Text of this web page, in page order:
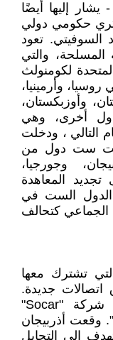
إليها أيضًا
حكومي دولي
السوفيتي. تعود
المسلحة، والتي
لكومنولث
وأرمينيا،
وأوزبكستان،
دول أخرى، وهي
التالي ، ودخلت
في 1994. وافقت ست دول من
وجورجيا،
المعاهدة
الست في
الجماعي كتحالف
تشترك معها
جديدة.
كما أنها تمتلك 30 في المائة من شركة "Socar"
الأذربيجانية العامة عبر شركتها "Lukoil". وقعت أذربيجان
اتفاقية في 18 فبراير 2022 تهدف إلى التحايل